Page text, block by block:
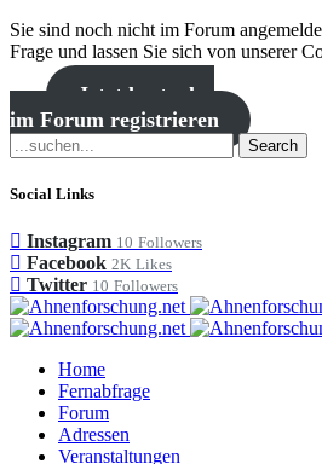
Sie sind noch nicht im Forum
Frage und lassen Sie sich von unserer
Jetzt kostenlos
im Forum registrieren
Search
Social Links
Instagram 10 Followers
Facebook 2K Likes
Twitter 10 Followers
Home
Fernabfrage
Forum
Adressen
Veranstaltungen